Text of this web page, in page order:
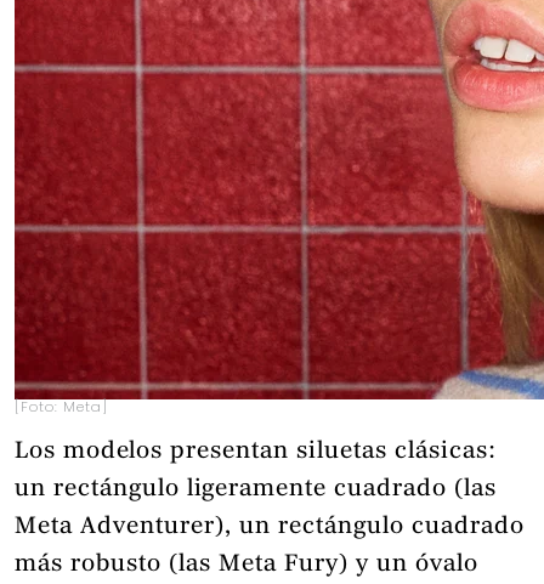
[Foto: Meta]
Los modelos presentan siluetas clásicas:
un rectángulo ligeramente cuadrado (las
Meta Adventurer), un rectángulo cuadrado
más robusto (las Meta Fury) y un óvalo